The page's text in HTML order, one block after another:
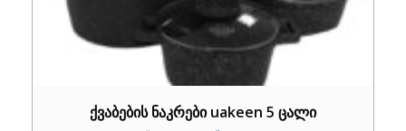
ქვაბების ნაკრები uakeen 5 ცალი